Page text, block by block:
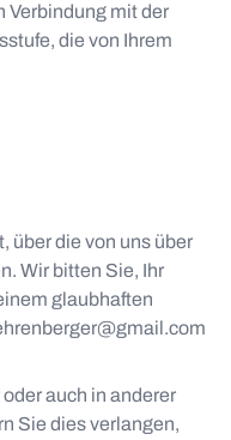
Verbindung mit der
die von Ihrem
über die von uns über
Wir bitten Sie, Ihr
glaubhaften
auch in anderer
Sie dies verlangen,